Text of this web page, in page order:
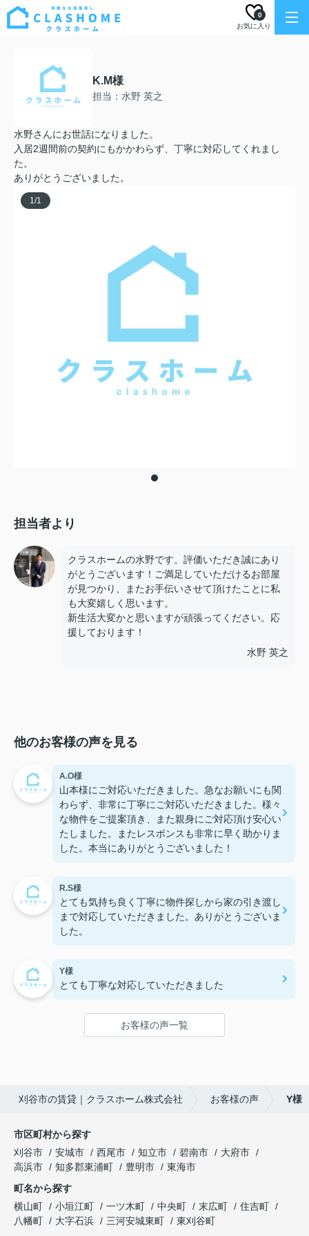
お気に入り
0
K.M様
担当：水野 英之
水野さんにお世話になりました。
入居2週間前の契約にもかかわらず、丁寧に対応してくれまし
た。
ありがとうございました。
1/1
担当者より
クラスホームの水野です。評価いただき誠にあり
がとうございます！ご満足していただけるお部屋
が見つかり、またお手伝いさせて頂けたことに私
も大変嬉しく思います。
新生活大変かと思いますが頑張ってください。応
援しております！
水野 英之
他のお客様の声を見る
A.O様
山本様にご対応いただきました。急なお願いにも関
わらず、非常に丁寧にご対応いただきました。様々
な物件をご提案頂き、また親身にご対応頂け安心い
たしました。またレスポンスも非常に早く助かりま
した。本当にありがとうございました！
R.S様
とても気持ち良く丁寧に物件探しから家の引き渡し
まで対応していただきました。ありがとうございま
した。
Y様
とても丁寧な対応していただきました
お客様の声一覧
刈谷市の賃貸｜クラスホーム株式会社 お客様の声 Y様
市区町村から探す
刈谷市
安城市 西尾市 知立市 碧南市
大府市
高浜市
知多郡東浦町 豊明市
東海市
町名から探す
横山町
小垣江町 一ツ木町 中央町 末広町
住吉町
八幡町
大字石浜 三河安城東町
東刈谷町